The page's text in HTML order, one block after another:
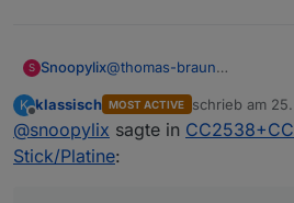
S Snoopylix@thomas-braun
Hast du Erfahrungen mit
Habe momentan noch
auf dem ioBroker am
Wäre ich mit einer 6 dpi
ich in einem Bungalow
in die Horizontale strahlen
K klassisch MOST ACTIVE schrieb am
zuletzt editiert
@snoopylix sagte in
Stick/Platine: